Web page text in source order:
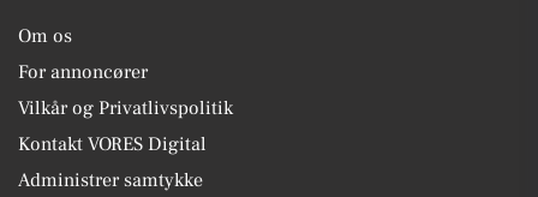
Om os
For annoncører
Vilkår og Privatlivspolitik
Kontakt VORES Digital
Administrer samtykke